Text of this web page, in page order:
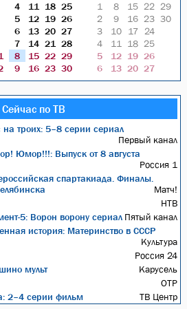
4
11 18 25
5
12 19 26
6
13 20 27
7
14 21
28
8 15 22 29
9 16 23 30
1
8 15 22 29
2
9 16 23 30
3
10 17
24
4
11 18 25
5
12 19 26
6
13 20 27
Сейчас по ТВ
троих: 5–8 серии сериал
Первый канал
Юмор!!!: Выпуск от 8 августа
Россия 1
спартакиада. Финалы.
Матч!
НТВ
5: Ворон ворону сериал Пятый канал
история: Материнство в СССР
Культура
Россия 24
мульт Карусель
ОТР
2–4 серии фильм ТВ Центр